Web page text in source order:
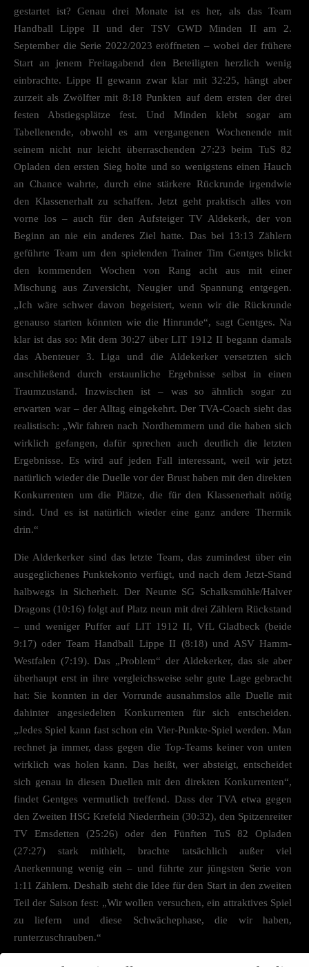
gestartet ist? Genau drei Monate ist es her, als das Team
Handball Lippe II und der TSV GWD Minden II am 2.
September die Serie 2022/2023 eröffneten – wobei der frühere
Start an jenem Freitagabend den Beteiligten herzlich wenig
einbrachte. Lippe II gewann zwar klar mit 32:25, hängt aber
zurzeit als Zwölfter mit 8:18 Punkten auf dem ersten der drei
festen Abstiegsplätze fest. Und Minden klebt sogar am
Tabellenende, obwohl es am vergangenen Wochenende mit
seinem nicht nur leicht überraschenden 27:23 beim TuS 82
Opladen den ersten Sieg holte und so wenigstens einen Hauch
an Chance wahrte, durch eine stärkere Rückrunde irgendwie
den Klassenerhalt zu schaffen. Jetzt geht praktisch alles von
vorne los – auch für den Aufsteiger TV Aldekerk, der von
Beginn an nie ein anderes Ziel hatte. Das bei 13:13 Zählern
geführte Team um den spielenden Trainer Tim Gentges blickt
den kommenden Wochen von Rang acht aus mit einer
Mischung aus Zuversicht, Neugier und Spannung entgegen.
„Ich wäre schwer davon begeistert, wenn wir die Rückrunde
genauso starten könnten wie die Hinrunde“, sagt Gentges. Na
klar ist das so: Mit dem 30:27 über LIT 1912 II begann damals
das Abenteuer 3. Liga und die Aldekerker versetzten sich
anschließend durch erstaunliche Ergebnisse selbst in einen
Traumzustand. Inzwischen ist – was so ähnlich sogar zu
erwarten war – der Alltag eingekehrt. Der TVA-Coach sieht das
realistisch: „Wir fahren nach Nordhemmern und die haben sich
wirklich gefangen, dafür sprechen auch deutlich die letzten
Ergebnisse. Es wird auf jeden Fall interessant, weil wir jetzt
natürlich wieder die Duelle vor der Brust haben mit den direkten
Konkurrenten um die Plätze, die für den Klassenerhalt nötig
sind. Und es ist natürlich wieder eine ganz andere Thermik
drin.“
Die Alderkerker sind das letzte Team, das zumindest über ein
ausgeglichenes Punktekonto verfügt, und nach dem Jetzt-Stand
halbwegs in Sicherheit. Der Neunte SG Schalksmühle/Halver
Dragons (10:16) folgt auf Platz neun mit drei Zählern Rückstand
– und weniger Puffer auf LIT 1912 II, VfL Gladbeck (beide
9:17) oder Team Handball Lippe II (8:18) und ASV Hamm-
Westfalen (7:19). Das „Problem“ der Aldekerker, das sie aber
überhaupt erst in ihre vergleichsweise sehr gute Lage gebracht
hat: Sie konnten in der Vorrunde ausnahmslos alle Duelle mit
dahinter angesiedelten Konkurrenten für sich entscheiden.
„Jedes Spiel kann fast schon ein Vier-Punkte-Spiel werden. Man
rechnet ja immer, dass gegen die Top-Teams keiner von unten
wirklich was holen kann. Das heißt, wer absteigt, entscheidet
sich genau in diesen Duellen mit den direkten Konkurrenten“,
findet Gentges vermutlich treffend. Dass der TVA etwa gegen
den Zweiten HSG Krefeld Niederrhein (30:32), den Spitzenreiter
TV Emsdetten (25:26) oder den Fünften TuS 82 Opladen
(27:27) stark mithielt, brachte tatsächlich außer viel
Anerkennung wenig ein – und führte zur jüngsten Serie von
1:11 Zählern. Deshalb steht die Idee für den Start in den zweiten
Teil der Saison fest: „Wir wollen versuchen, ein attraktives Spiel
zu liefern und diese Schwächephase, die wir haben,
runterzuschrauben.“